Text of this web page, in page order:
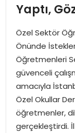
İDEAL YAŞAM
İDEAL SPOR
YAŞAM
MAGAZIN
SAĞLIK
Yaptı,
Özel Sektör
Önünde
Öğretmenleri
güvenceli
amacıyla
Özel Okullar
öğretmenler,
gerçekleştirdi.